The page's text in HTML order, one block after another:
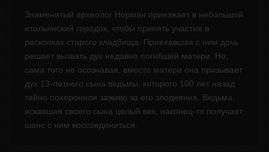
Знаменитый археолог Норман приезжает в небольшой
итальянский городок, чтобы принять участие в
раскопках старого кладбища. Приехавшая с ним дочь
решает вызвать дух недавно погибшей матери. Но,
сама того не осознавая, вместо матери она призывает
дух 13-летнего сына ведьмы, которого 100 лет назад
тайно похоронили заживо за его злодеяния. Ведьма,
искавшая своего сына целый век, наконец-то получает
шанс с ним воссоединиться.